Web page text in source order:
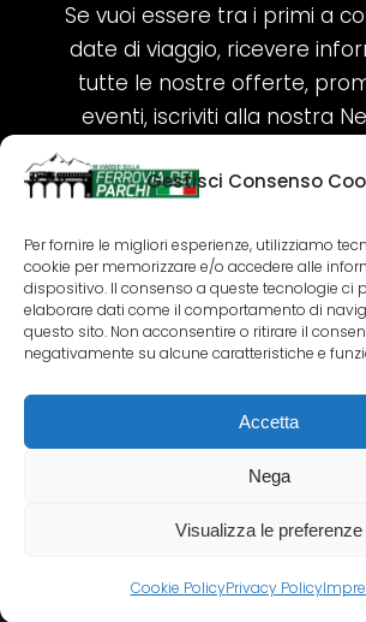
Gestisci Consenso
Per fornire le migliori esperienze, utilizziamo
cookie per memorizzare e/o accedere alle
dispositivo. Il consenso a queste tecnologie ci
elaborare dati come il comportamento di
questo sito. Non acconsentire o ritirare il
negativamente su alcune caratteristiche e
Accetta
Nega
Visualizza le preferenze
Cookie PolicyPrivacy Policy
Se vuoi essere tra i primi a
date di viaggio, ricevere
tutte le nostre offerte,
eventi, iscriviti alla nostra
ISCRIVITI ORA!
SEGUICI SUI NOSTRI
COPYRIGHT 2018-2025
SRL
AGENZIA VIAGGI E TOUR